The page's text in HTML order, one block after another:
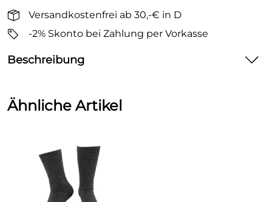
Versandkostenfrei ab 30,-€ in D
-2% Skonto bei Zahlung per Vorkasse
Beschreibung
Die Socke für jeden Zweck für die Arbeit und Freizeit
Elasthan
Ähnliche Artikel